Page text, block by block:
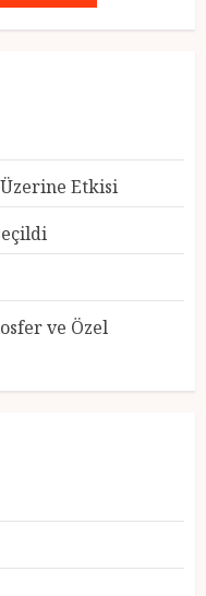
Etkisi
ve Özel
En Güzel Kedileri
0
Yerler